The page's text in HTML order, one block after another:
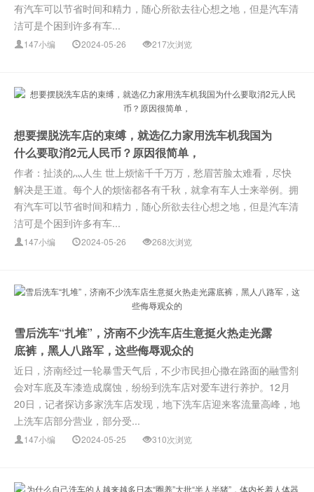
有汽车可以节省时间和精力，随心所欲去往心想之地，但是汽车清
洁可是个困到许多有车...
147小编 2024-05-26 217次浏览
想要摆脱洗车店的束缚，就选亿力家用洗车机我国为
什么要取消2元人民币？原因很简单，
作者：扯淡的灬人生 世上烦恼千千万万，愁眉苦脸太难看，尽快
解决是王道。每个人的烦恼都各有千秋，就拿有车人士来举例。拥
有汽车可以节省时间和精力，随心所欲去往心想之地，但是汽车清
洁可是个困到许多有车...
147小编 2024-05-26 268次浏览
雪后洗车“扎堆”，济南不少洗车店生意挺火热走光露
底裤，黑人八路军，这些侮辱观众的
近日，济南经过一轮暴雪天气后，不少市民担心撒在路面的融雪剂
会对车底及车漆造成腐蚀，纷纷到洗车店对爱车进行养护。12月
20日，记者探访多家洗车店发现，地下洗车店迎来客流量高峰，地
上洗车店部分营业，部分受...
147小编 2024-05-25 310次浏览